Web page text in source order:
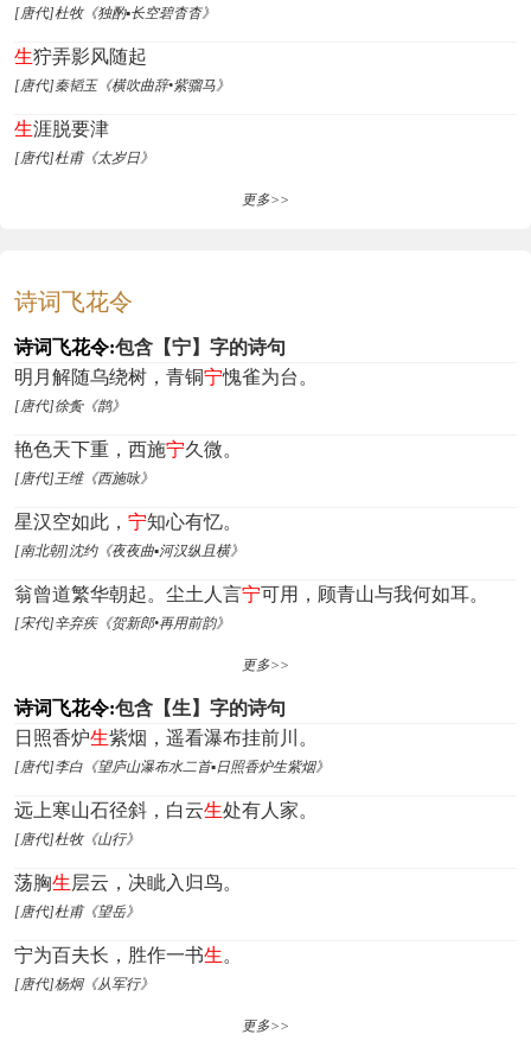
[唐代]杜牧《独酌▪长空碧杳杳》
生狞弄影风随起
[唐代]秦韬玉《横吹曲辞•紫骝马》
生涯脱要津
[唐代]杜甫《太岁日》
更多>>
诗词飞花令
诗词飞花令:包含【宁】字的诗句
明月解随乌绕树，青铜宁愧雀为台。
[唐代]徐夤《鹊》
艳色天下重，西施宁久微。
[唐代]王维《西施咏》
星汉空如此， 宁知心有忆。
[南北朝]沈约《夜夜曲▪河汉纵且横》
翁曾道繁华朝起。尘土人言宁可用，顾青山与我何如耳。
[宋代]辛弃疾《贺新郎•再用前韵》
更多>>
诗词飞花令:包含【生】字的诗句
日照香炉生紫烟，遥看瀑布挂前川。
[唐代]李白《望庐山瀑布水二首▪日照香炉生紫烟》
远上寒山石径斜，白云生处有人家。
[唐代]杜牧《山行》
荡胸生层云，决眦入归鸟。
[唐代]杜甫《望岳》
宁为百夫长，胜作一书生。
[唐代]杨炯《从军行》
更多>>